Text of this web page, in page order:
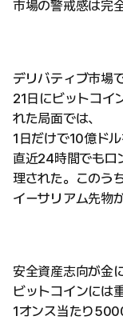
市場の警戒感は完
デリバティブ市場
21日にビットコイ
れた局面では、
1日だけで10億ド
直近24時間でもロ
理された。このう
イーサリアム先物
安全資産志向が金
ビットコインには
1オンス当たり